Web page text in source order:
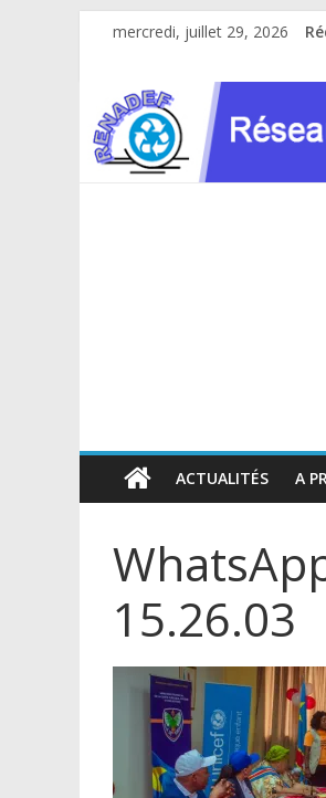
Passermercredi, juillet 29, 2026
ACTUALITÉS A
15.26.03